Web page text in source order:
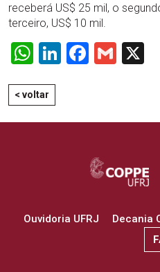
receberá US$ 25 mil, o
terceiro, US$ 10 mil.
WhatsApp
LinkedInGmail
< voltar
Ouvidoria UFRJ Decania